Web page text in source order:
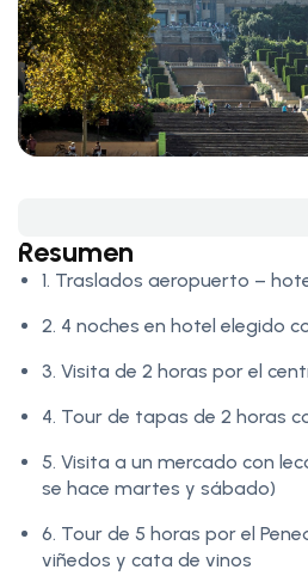
Resumen
1. Traslados aeropuerto –
2. 4 noches en hotel elegido
3. Visita de 2 horas por el
4. Tour de tapas de 2 horas
5. Visita a un mercado con
se hace martes y sábado)
6. Tour de 5 horas por el
viñedos y cata de vinos